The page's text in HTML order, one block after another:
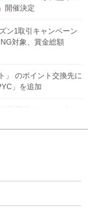
開催決定
ン1取引キャンペーン
対象、賞金総額
」 のポイント交換先に
」を追加
託型円建てステーブル